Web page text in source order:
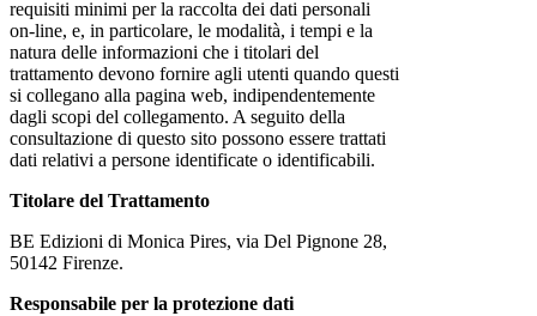
requisiti minimi per la raccolta dei dati personali
on-line, e, in particolare, le modalità, i tempi e la
natura delle informazioni che i titolari del
trattamento devono fornire agli utenti quando questi
si collegano alla pagina web, indipendentemente
dagli scopi del collegamento. A seguito della
consultazione di questo sito possono essere trattati
dati relativi a persone identificate o identificabili.
Titolare del Trattamento
BE Edizioni di Monica Pires, via Del Pignone 28,
50142 Firenze.
Responsabile per la protezione dati